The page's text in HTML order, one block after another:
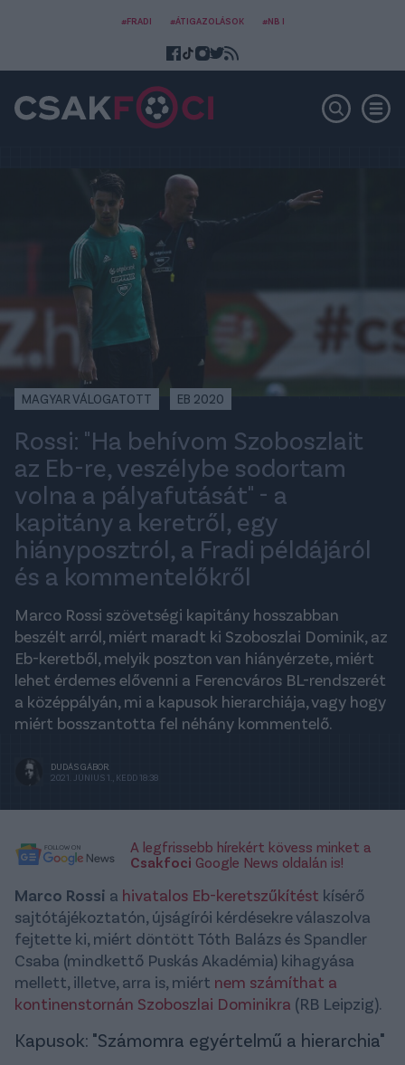
#FRADI #ÁTIGAZOLÁSOK #NB I
MAGYAR VÁLOGATOTT EB 2020
Rossi: "Ha behívom Szoboszlait
az Eb-re, veszélybe sodortam
volna a pályafutását" - a
kapitány a keretről, egy
hiányposztról, a Fradi példájáról
és a kommentelőkről
Marco Rossi szövetségi kapitány hosszabban
beszélt arról, miért maradt ki Szoboszlai Dominik, az
Eb-keretből, melyik poszton van hiányérzete, miért
lehet érdemes elővenni a Ferencváros BL-rendszerét
a középpályán, mi a kapusok hierarchiája, vagy hogy
miért bosszantotta fel néhány kommentelő.
DUDÁS GÁBOR
2021. JÚNIUS 1., KEDD 18:38
A legfrissebb hírekért kövess minket a
Csakfoci Google News oldalán is!
Marco Rossi a hivatalos Eb-keretszűkítést kísérő
sajtótájékoztatón, újságírói kérdésekre válaszolva
fejtette ki, miért döntött Tóth Balázs és Spandler
Csaba (mindkettő Puskás Akadémia) kihagyása
mellett, illetve, arra is, miért nem számíthat a
kontinenstornán Szoboszlai Dominikra (RB Leipzig).
Kapusok: "Számomra egyértelmű a hierarchia"